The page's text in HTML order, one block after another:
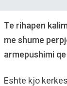
Te rihapen
me shume
armepushimi
Eshte kjo